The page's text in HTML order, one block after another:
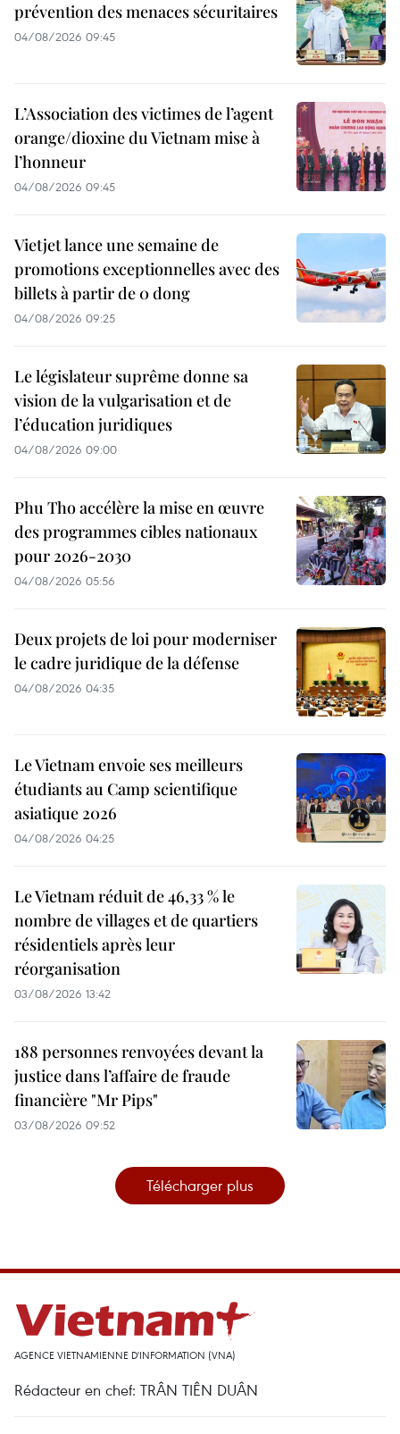
prévention des menaces sécuritaires
04/08/2026 09:45
L’Association des victimes de l’agent
orange/dioxine du Vietnam mise à
l’honneur
04/08/2026 09:45
Vietjet lance une semaine de
promotions exceptionnelles avec des
billets à partir de 0 dong
04/08/2026 09:25
Le législateur suprême donne sa
vision de la vulgarisation et de
l’éducation juridiques
04/08/2026 09:00
Phu Tho accélère la mise en œuvre
des programmes cibles nationaux
pour 2026-2030
04/08/2026 05:56
Deux projets de loi pour moderniser
le cadre juridique de la défense
04/08/2026 04:35
Le Vietnam envoie ses meilleurs
étudiants au Camp scientifique
asiatique 2026
04/08/2026 04:25
Le Vietnam réduit de 46,33 % le
nombre de villages et de quartiers
résidentiels après leur
réorganisation
03/08/2026 13:42
188 personnes renvoyées devant la
justice dans l’affaire de fraude
financière "Mr Pips"
03/08/2026 09:52
Télécharger plus
AGENCE VIETNAMIENNE D'INFORMATION (VNA)
Rédacteur en chef: TRÂN TIÊN DUÂN